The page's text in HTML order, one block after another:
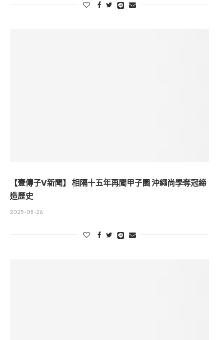
【壹傳子V新聞】 相隔十五年再闖甲子園 沖繩尚學奪冠締
造歷史
2025-08-26